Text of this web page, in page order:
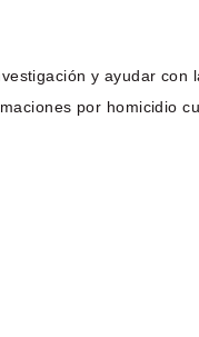
y ayudar con
por homicidio